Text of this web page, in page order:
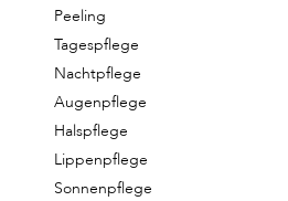
Peeling
Tagespflege
Nachtpflege
Augenpflege
Halspflege
Lippenpflege
Sonnenpflege